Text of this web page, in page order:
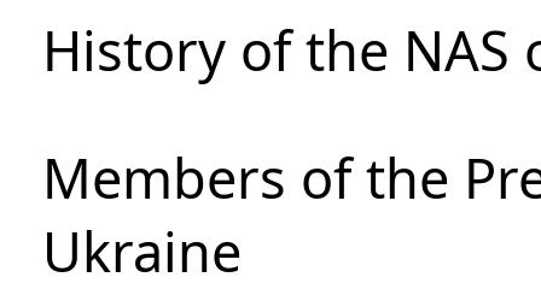
History of the NAS
Members of the
Ukraine